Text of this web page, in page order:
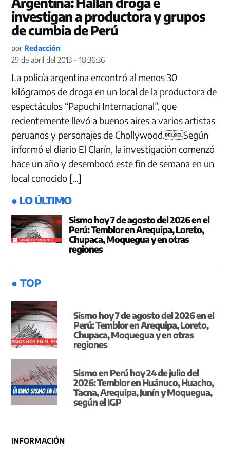
investigan a productora y grupos
de cumbia de Perú
por Redacción
29 de abril del 2013 - 18:36:36
La policía argentina encontró al menos 30
kilógramos de droga en un local de la productora de
espectáculos “Papuchi Internacional”, que
recientemente llevó a buenos aires a varios artistas
peruanos y personajes de Chollywood.Según
informó el diario El Clarín, la investigación comenzó
hace un año y desembocó este fin de semana en un
local conocido […]
● LO ÚLTIMO
Sismo hoy 7 de agosto del 2026 en el
Perú: Temblor en Arequipa, Loreto,
Chupaca, Moquegua y en otras
regiones
● TOP
Sismo hoy 7 de agosto del 2026 en el
Perú: Temblor en Arequipa, Loreto,
Chupaca, Moquegua y en otras
regiones
Sismo en Perú hoy 24 de julio del
2026: Temblor en Huánuco, Huacho,
Tacna, Arequipa, Junín y Moquegua,
según el IGP
INFORMACIÓN